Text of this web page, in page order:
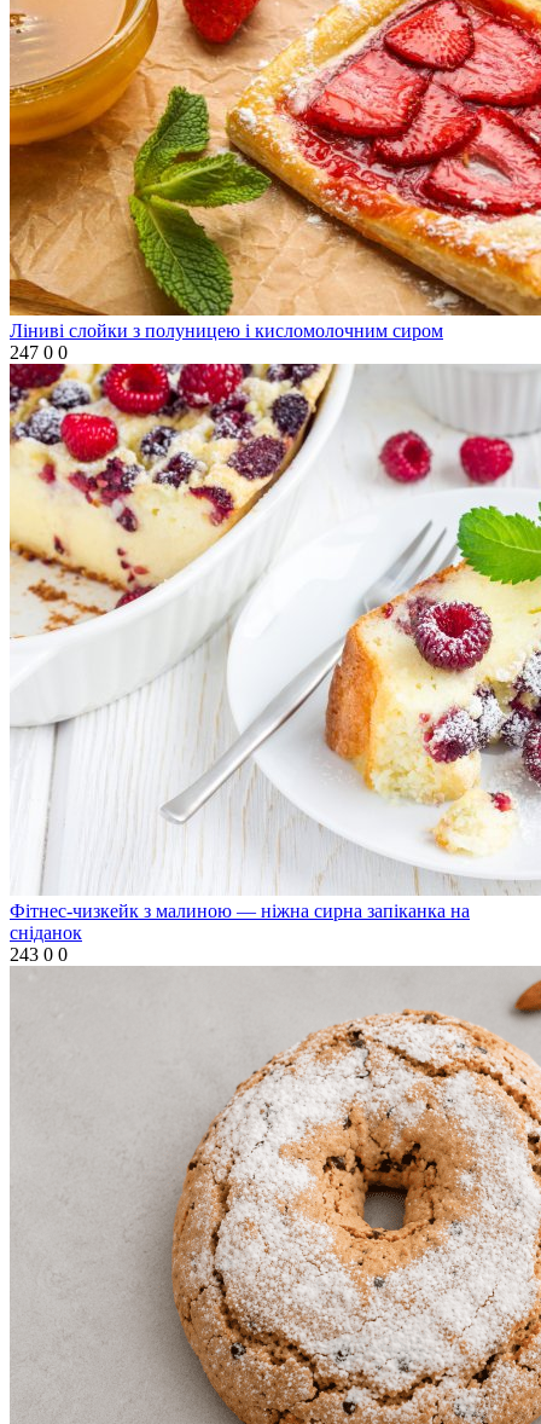
Ліниві слойки з полуницею і кисломолочним сиром
247 0 0
Фітнес-чизкейк з малиною — ніжна сирна запіканка на
сніданок
243 0 0